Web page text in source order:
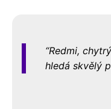
Redmi,
hledá skvělý